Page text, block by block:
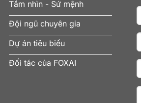
Tầm nhìn - Sứ mệnh
Đội ngũ chuyên gia
Dự án tiêu biểu
Đối tác của FOXAI